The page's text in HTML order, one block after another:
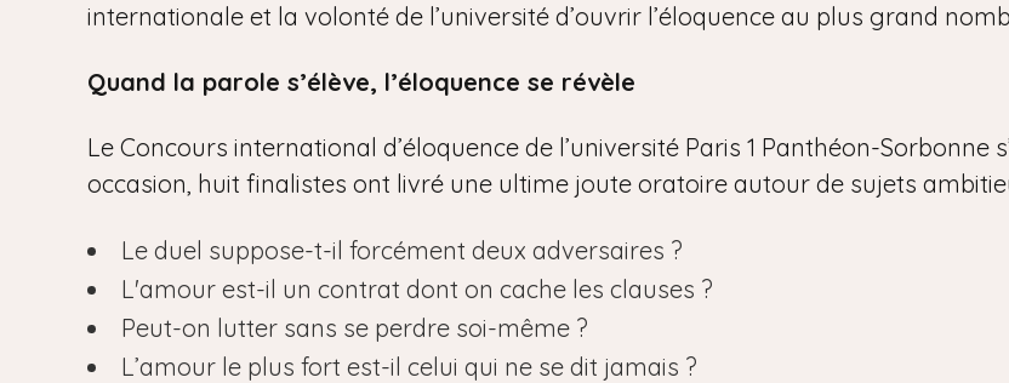
internationale et la volonté de l’université d’ouvrir l’éloquence au plus grand
Quand la parole s’élève, l’éloquence se révèle
Le Concours international d’éloquence de l’université Paris 1 Panthéon-Sorbonne
occasion, huit finalistes ont livré une ultime joute oratoire autour de sujets
Le duel suppose-t-il forcément deux adversaires ?
L'amour est-il un contrat dont on cache les clauses ?
Peut-on lutter sans se perdre soi-même ?
L’amour le plus fort est-il celui qui ne se dit jamais ?